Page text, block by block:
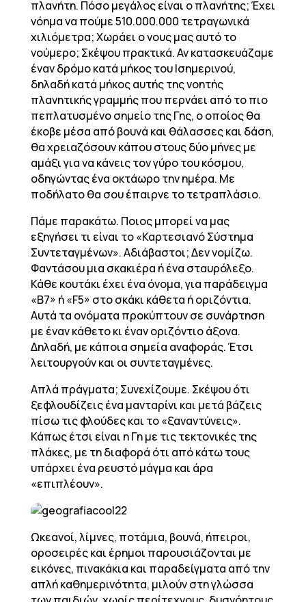
πλανήτη. Πόσο μεγάλος είναι ο πλανήτης; Έχει
νόημα να πούμε 510.000.000 τετραγωνικά
χιλιόμετρα; Χωράει ο νους μας αυτό το
νούμερο; Σκέψου πρακτικά. Αν κατασκευάζαμε
έναν δρόμο κατά μήκος του Ισημερινού,
δηλαδή κατά μήκος αυτής της νοητής
πλανητικής γραμμής που περνάει από το πιο
πεπλατυσμένο σημείο της Γης, ο οποίος θα
έκοβε μέσα από βουνά και θάλασσες και δάση,
θα χρειαζόσουν κάπου στους δύο μήνες με
αμάξι για να κάνεις τον γύρο του κόσμου,
οδηγώντας ένα οκτάωρο την ημέρα. Με
ποδήλατο θα σου έπαιρνε το τετραπλάσιο.
Πάμε παρακάτω. Ποιος μπορεί να μας
εξηγήσει τι είναι το «Καρτεσιανό Σύστημα
Συντεταγμένων». Αδιάβαστοι; Δεν νομίζω.
Φαντάσου μια σκακιέρα ή ένα σταυρόλεξο.
Κάθε κουτάκι έχει ένα όνομα, για παράδειγμα
«Β7» ή «F5» στο σκάκι κάθετα ή οριζόντια.
Αυτά τα ονόματα προκύπτουν σε συνάρτηση
με έναν κάθετο κι έναν οριζόντιο άξονα.
Δηλαδή, με κάποια σημεία αναφοράς. Έτσι
λειτουργούν και οι συντεταγμένες.
Απλά πράγματα; Συνεχίζουμε. Σκέψου ότι
ξεφλουδίζεις ένα μανταρίνι και μετά βάζεις
πίσω τις φλούδες και το «ξαναντύνεις».
Κάπως έτσι είναι η Γη με τις τεκτονικές της
πλάκες, με τη διαφορά ότι από κάτω τους
υπάρχει ένα ρευστό μάγμα και άρα
«επιπλέουν».
Ωκεανοί, λίμνες, ποτάμια, βουνά, ήπειροι,
οροσειρές και έρημοι παρουσιάζονται με
εικόνες, πινακάκια και παραδείγματα από την
απλή καθημερινότητα, μιλούν στη γλώσσα